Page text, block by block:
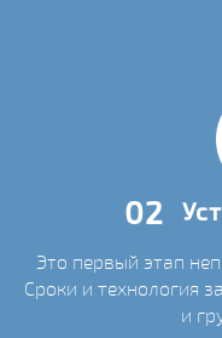
02
Это первый этап
Сроки и технология
и